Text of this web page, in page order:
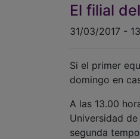
El filial
31/03/2017 -
Si el primer
domingo en
A las 13.00
Universidad
segunda